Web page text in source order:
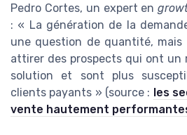
Pedro Cortes, un expert en
: « La génération de la
une question de quantité, mais
attirer des prospects qui ont un
solution et sont plus
clients payants » (source : les
vente hautement